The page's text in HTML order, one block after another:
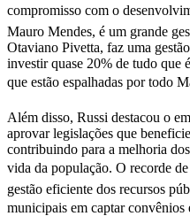
compromisso com o
Mauro Mendes, é um grande
Otaviano Pivetta, faz uma
investir quase 20% de tudo que
que estão espalhadas por todo
Além disso, Russi destacou o
aprovar legislações que
contribuindo para a melhoria
vida da população. O recorde
gestão eficiente dos recursos
municipais em captar convênios